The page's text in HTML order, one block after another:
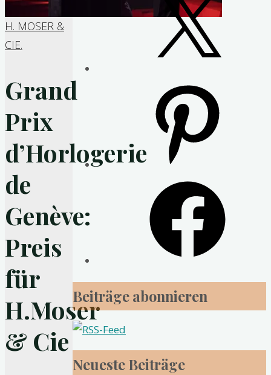
H. MOSER &
CIE.
Grand
Prix
d’Horlogerie
de
Genève:
Preis
für
H.Moser
& Cie
Beiträge abonnieren
Neueste Beiträge